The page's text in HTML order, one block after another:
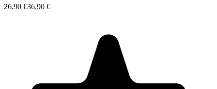
26,90 €36,90 €